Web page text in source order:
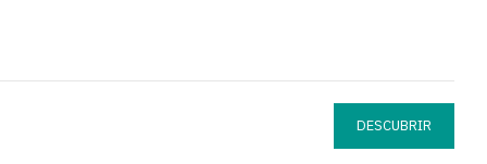
DESCUBRIR